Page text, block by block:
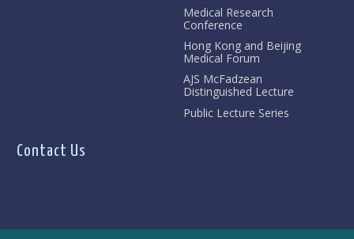
Medical Research
Conference
Hong Kong and Beijing
Medical Forum
AJS McFadzean
Distinguished Lecture
Public Lecture Series
Contact Us